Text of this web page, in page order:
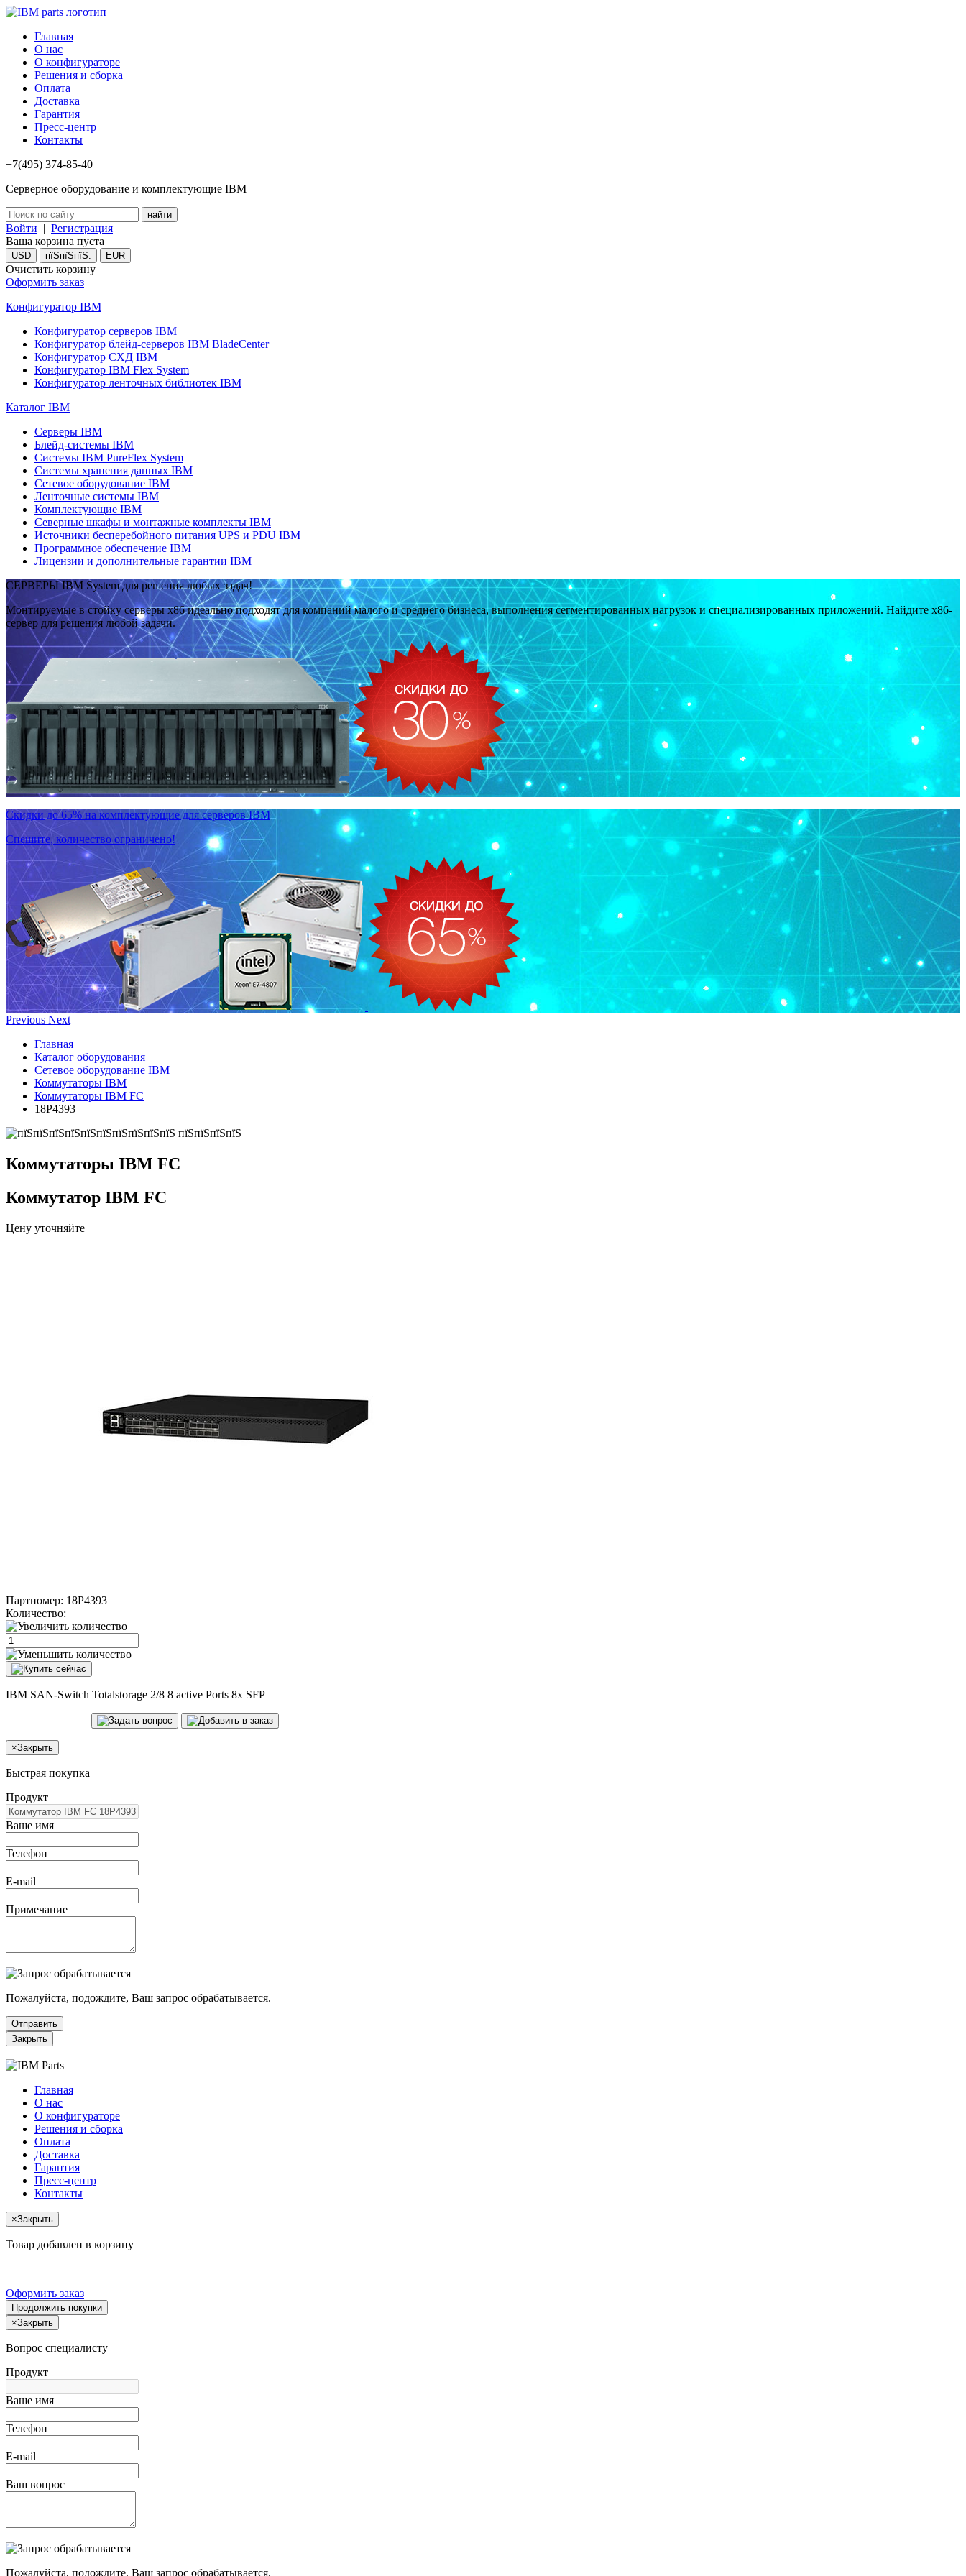
Главная
О нас
О конфигураторе
Решения и сборка
Оплата
Доставка
Гарантия
Пресс-центр
Контакты
+7(495) 374-85-40
Серверное оборудование и комплектующие IBM
Войти | Регистрация
Ваша корзина пуста
USD пїЅпїЅпїЅ. EUR
Очистить корзину
Оформить заказ
Конфигуратор IBM
Конфигуратор серверов IBM
Конфигуратор блейд-серверов IBM BladeCenter
Конфигуратор СХД IBM
Конфигуратор IBM Flex System
Конфигуратор ленточных библиотек IBM
Каталог IBM
Серверы IBM
Блейд-системы IBM
Системы IBM PureFlex System
Системы хранения данных IBM
Сетевое оборудование IBM
Ленточные системы IBM
Комплектующие IBM
Северные шкафы и монтажные комплекты IBM
Источники бесперебойного питания UPS и PDU IBM
Программное обеспечение IBM
Лицензии и дополнительные гарантии IBM
СЕРВЕРЫ IBM System для решения любых задач!
Монтируемые в стойку серверы x86 идеально подходят для компаний малого и среднего бизнеса, выполнения сегментированных нагрузок и специализированных приложений. Найдите x86-
сервер для решения любой задачи.
Скидки до 65% на комплектующие для серверов IBM
Спешите, количество ограничено!
Previous Next
Главная
Каталог оборудования
Сетевое оборудование IBM
Коммутаторы IBM
Коммутаторы IBM FC
18P4393
Коммутаторы IBM FC
Коммутатор IBM FC
Цену уточняйте
Партномер: 18P4393
Количество:
IBM SAN-Switch Totalstorage 2/8 8 active Ports 8x SFP
×Закрыть
Быстрая покупка
Продукт
Ваше имя
Телефон
E-mail
Примечание
Пожалуйста, подождите, Ваш запрос обрабатывается.
Отправить
Закрыть
Главная
О нас
О конфигураторе
Решения и сборка
Оплата
Доставка
Гарантия
Пресс-центр
Контакты
×Закрыть
Товар добавлен в корзину
Оформить заказ
Продолжить покупки
×Закрыть
Вопрос специалисту
Продукт
Ваше имя
Телефон
E-mail
Ваш вопрос
Пожалуйста, подождите, Ваш запрос обрабатывается.